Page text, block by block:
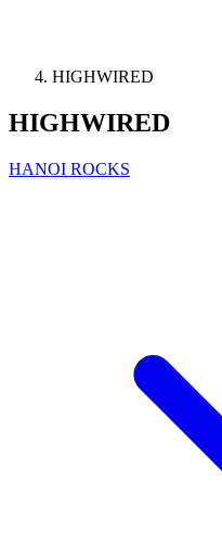
HIGHWIRED
HIGHWIRED
HANOI ROCKS